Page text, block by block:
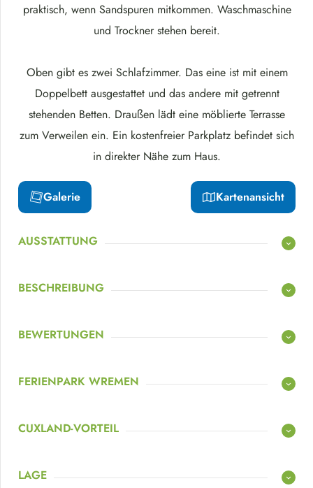
praktisch, wenn Sandspuren mitkommen. Waschmaschine
und Trockner stehen bereit.
Oben gibt es zwei Schlafzimmer. Das eine ist mit einem
Doppelbett ausgestattet und das andere mit getrennt
stehenden Betten. Draußen lädt eine möblierte Terrasse
zum Verweilen ein. Ein kostenfreier Parkplatz befindet sich
in direkter Nähe zum Haus.
Galerie Kartenansicht
AUSSTATTUNG
BESCHREIBUNG
BEWERTUNGEN
FERIENPARK WREMEN
CUXLAND-VORTEIL
LAGE